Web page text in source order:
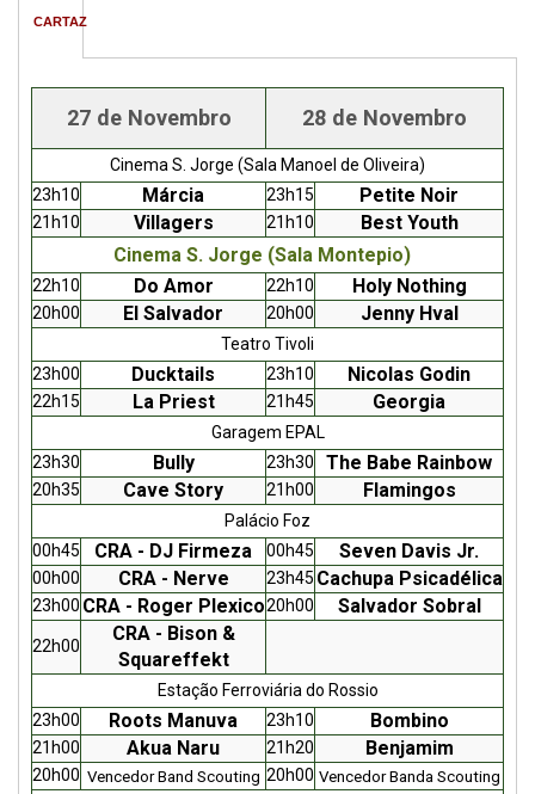
CARTAZ
27 de Novembro 28 de Novembro
Cinema S. Jorge (Sala Manoel de Oliveira)
23h10
Márcia 23h15 Petite Noir
21h10 Villagers 21h10
Best Youth
Cinema S. Jorge (Sala Montepio)
22h10 Do Amor 22h10 Holy Nothing
20h00 El Salvador 20h00 Jenny Hval
Teatro Tivoli
23h00
Ducktails 23h10 Nicolas Godin
22h15 La Priest 21h45 Georgia
Garagem EPAL
23h30
Bully 23h30 The Babe Rainbow
20h35 Cave Story 21h00 Flamingos
Palácio Foz
00h45
CRA - DJ Firmeza 00h45 Seven Davis Jr.
00h00 CRA - Nerve 23h45 Cachupa Psicadélica
23h00 CRA - Roger Plexico20h00 Salvador Sobral
22h00
CRA - Bison &
Squareffekt
Estação Ferroviária do Rossio
23h00
Roots Manuva 23h10 Bombino
21h00 Akua Naru 21h20 Benjamim
20h00 Vencedor Band Scouting 20h00 Vencedor Banda Scouting